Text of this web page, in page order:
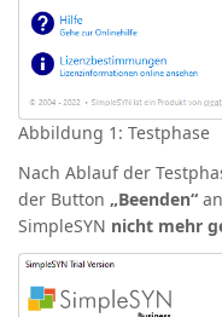
Abbildung 1: Testphase
Nach Ablauf der
der Button „Beenden“
SimpleSYN nicht mehr